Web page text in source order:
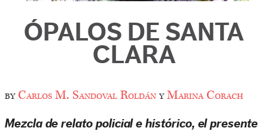
ÓPALOS DE SANTA
CLARA
byCarlos M. Sandoval RoldányMarina Corach
Mezcla de relato policial e histórico, el presente